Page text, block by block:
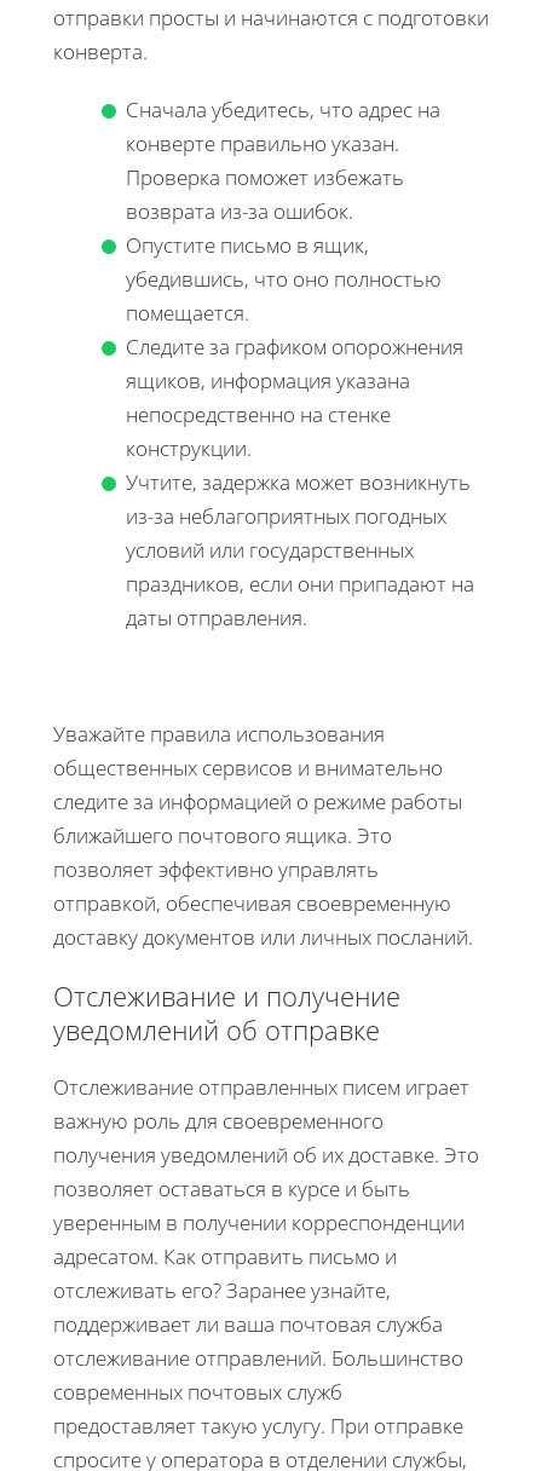
отправки просты и начинаются с подготовки
конверта.
Сначала убедитесь, что адрес на
конверте правильно указан.
Проверка поможет избежать
возврата из-за ошибок.
Опустите письмо в ящик,
убедившись, что оно полностью
помещается.
Следите за графиком опорожнения
ящиков, информация указана
непосредственно на стенке
конструкции.
Учтите, задержка может возникнуть
из-за неблагоприятных погодных
условий или государственных
праздников, если они припадают на
даты отправления.
Уважайте правила использования
общественных сервисов и внимательно
следите за информацией о режиме работы
ближайшего почтового ящика. Это
позволяет эффективно управлять
отправкой, обеспечивая своевременную
доставку документов или личных посланий.
Отслеживание и получение
уведомлений об отправке
Отслеживание отправленных писем играет
важную роль для своевременного
получения уведомлений об их доставке. Это
позволяет оставаться в курсе и быть
уверенным в получении корреспонденции
адресатом. Как отправить письмо и
отслеживать его? Заранее узнайте,
поддерживает ли ваша почтовая служба
отслеживание отправлений. Большинство
современных почтовых служб
предоставляет такую услугу. При отправке
спросите у оператора в отделении службы,